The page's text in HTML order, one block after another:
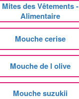
Mites des Vêtements -
Alimentaire
Mouche cerise
Mouche de l olive
Mouche suzukii